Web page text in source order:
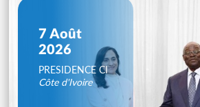
7 Août
2026
PRESIDENCE CI
Côte d'Ivoire